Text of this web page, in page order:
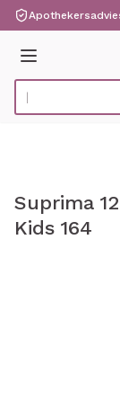
Ga naar de inhoud
Menu
Product,
Suprima
Kids 164